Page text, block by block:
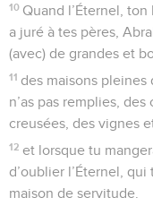
10 Quand l’Éternel,
a juré à tes pères,
(avec) de grandes et
11 des maisons
n’as pas remplies,
creusées, des vignes
12 et lorsque tu
d’oublier l’Éternel, qui
maison de servitude.